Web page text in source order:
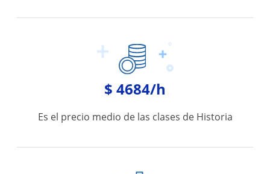
$ 4684/h
Es el precio medio de las clases de Historia